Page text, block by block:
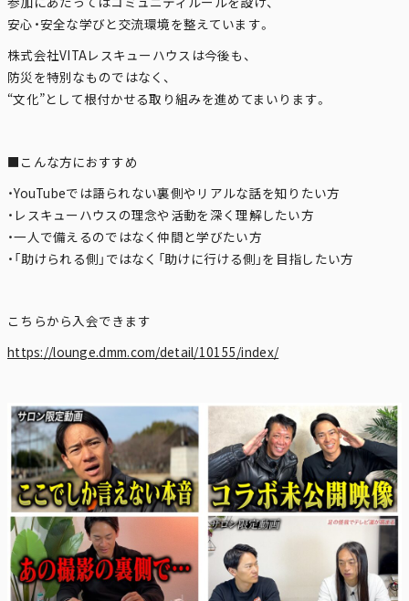
安心・安全な学びと交流環境を整えています。
株式会社VITAレスキューハウスは今後も、
防災を特別なものではなく、
“文化”として根付かせる取り組みを進めてまいります。
■こんな方におすすめ
・YouTubeでは語られない裏側やリアルな話を知りたい方
・レスキューハウスの理念や活動を深く理解したい方
・一人で備えるのではなく仲間と学びたい方
・「助けられる側」ではなく「助けに行ける側」を目指したい方
こちらから入会できます
https://lounge.dmm.com/detail/10155/index/